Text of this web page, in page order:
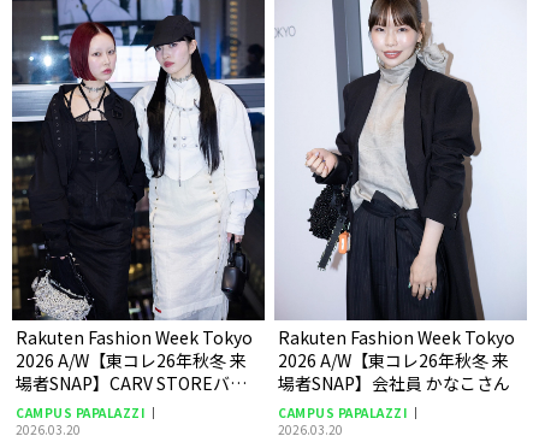
Rakuten Fashion Week Tokyo
2026 A/W【東コレ26年秋冬 来
場者SNAP】CARV STOREバイ
ヤー amiさん マネージャー
SAKURAさん
CAMPUS PAPALAZZI
2026.03.20
Rakuten Fashion Week Tokyo
2026 A/W【東コレ26年秋冬 来
場者SNAP】会社員 かなこさん
CAMPUS PAPALAZZI
2026.03.20